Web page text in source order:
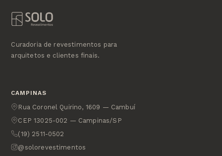
Curadoria de revestimentos para
arquitetos e clientes finais.
CAMPINAS
Rua Coronel Quirino, 1609 — Cambuí
CEP 13025-002 — Campinas/SP
(19) 2511-0502
@solorevestimentos